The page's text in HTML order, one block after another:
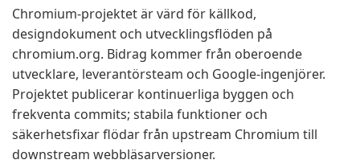
Chromium-projektet är värd för källkod,
designdokument och utvecklingsflöden på
chromium.org. Bidrag kommer från oberoende
utvecklare, leverantörsteam och Google-ingenjörer.
Projektet publicerar kontinuerliga byggen och
frekventa commits; stabila funktioner och
säkerhetsfixar flödar från upstream Chromium till
downstream webbläsarversioner.